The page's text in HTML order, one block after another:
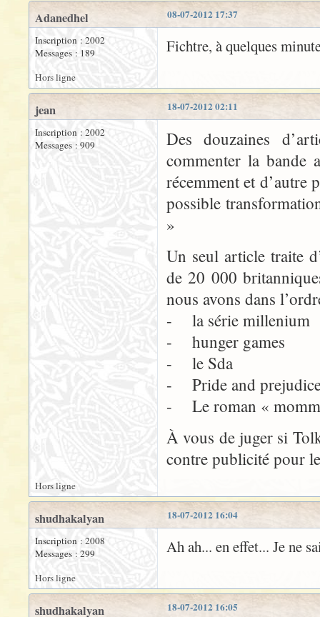
08-07-2012 17:37
Adanedhel
Inscription : 2002
Messages : 189
Fichtre, à quelques
Hors ligne
18-07-2012 02:11
jean
Inscription : 2002
Messages : 909
Des douzaines
commenter la bande
récemment et d’autre
possible
»
Un seul article traite
de 20 000
nous avons dans
- la série millenium
- hunger games
- le Sda
- Pride and
- Le roman «
À vous de juger si
contre publicité pour
Hors ligne
18-07-2012 16:04
shudhakalyan
Inscription : 2008
Messages : 299
Ah ah... en effet... Je ne
Hors ligne
18-07-2012 16:05
shudhakalyan